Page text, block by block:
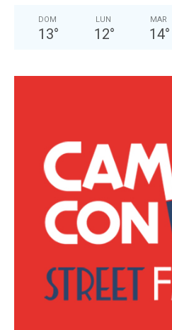
DOM
13°
LUN
12°
MAR
14°